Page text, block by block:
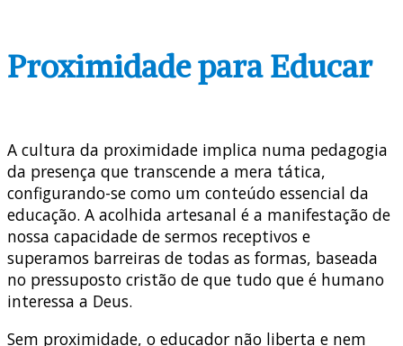
Proximidade para Educar
A cultura da proximidade implica numa pedagogia
da presença que transcende a mera tática,
configurando-se como um conteúdo essencial da
educação. A acolhida artesanal é a manifestação de
nossa capacidade de sermos receptivos e
superamos barreiras de todas as formas, baseada
no pressuposto cristão de que tudo que é humano
interessa a Deus.
Sem proximidade, o educador não liberta e nem